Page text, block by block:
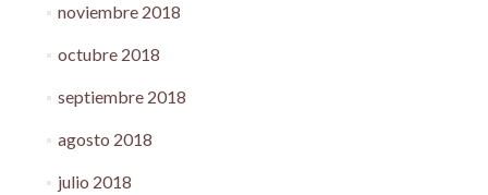
noviembre 2018
octubre 2018
septiembre 2018
agosto 2018
julio 2018